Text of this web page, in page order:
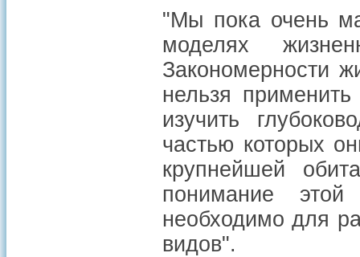
"Мы пока очень
моделях
Закономерности
нельзя
изучить
частью которых
крупнейшей
понимание
необходимо для
видов".